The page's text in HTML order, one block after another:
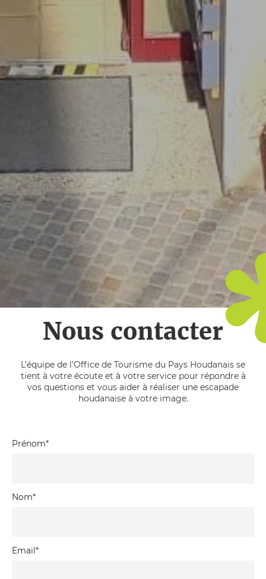
Nous contacter
L’équipe de l’Office de Tourisme du Pays Houdanais se
tient à votre écoute et à votre service pour répondre à
vos questions et vous aider à réaliser une escapade
houdanaise à votre image.
Prénom*
Nom*
Email*